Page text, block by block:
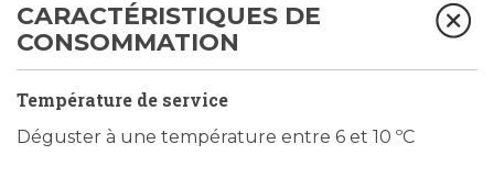
CARACTÉRISTIQUES DE
CONSOMMATION
Température de service
Déguster à une température entre 6 et 10 ºC